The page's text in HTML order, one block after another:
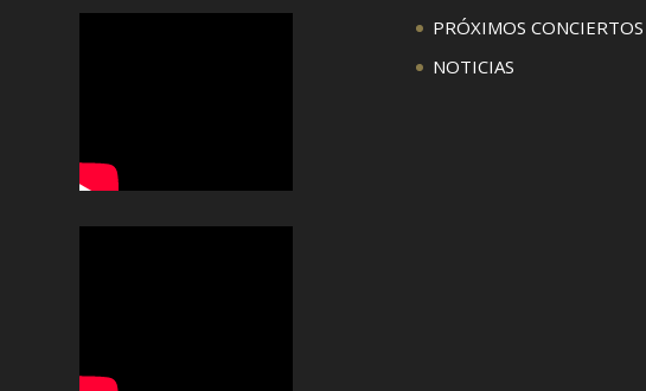
PRÓXIMOS CONCIERTOS
NOTICIAS